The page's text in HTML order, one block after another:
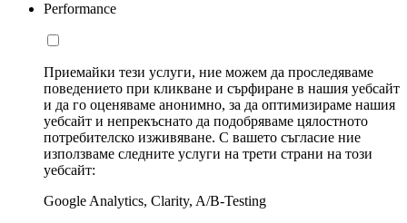
Performance
Приемайки тези услуги, ние можем да проследяваме
поведението при кликване и сърфиране в нашия уебсайт
и да го оценяваме анонимно, за да оптимизираме нашия
уебсайт и непрекъснато да подобряваме цялостното
потребителско изживяване. С вашето съгласие ние
използваме следните услуги на трети страни на този
уебсайт:
Google Analytics, Clarity, A/B-Testing